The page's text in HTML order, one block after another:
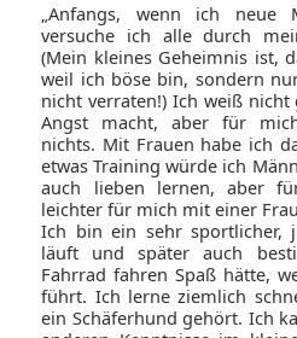
„Anfangs, wenn ich neue
versuche ich alle durch
(Mein kleines Geheimnis ist,
weil ich böse bin, sondern
nicht verraten!) Ich weiß
Angst macht, aber für
nichts. Mit Frauen habe ich
etwas Training würde ich
auch lieben lernen, aber
leichter für mich mit einer
Ich bin ein sehr sportlicher,
läuft und später auch
Fahrrad fahren Spaß hätte,
führt. Ich lerne ziemlich
ein Schäferhund gehört. Ich